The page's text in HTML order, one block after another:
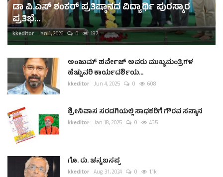
ಡಾ ಪಿ.ಎಸ್ ಶಂಕರ್ ಪ್ರತಿಷ್ಠಾನದ ವಿದ್ಯಾರ್ಥಿ ಪುರಸ್ಕಾರ
ಪ್ರತಿಭೆ...
kkeditor Jan 1, 2026 0 187
ಅಂಜುಮ್ ಪರ್ವೇಜ್ ಅವರು ಮುಖ್ಯಮಂತ್ರಿಗಳ
ಹೆಚ್ಚುವರಿ ಕಾರ್ಯದರ್ಶಿಯ...
kkeditor Jun 4, 2025 0 608
ಶ್ರೀನಿವಾಸ ಸರಡಗಿಯಲ್ಲಿ ಸಾಧಕರಿಗೆ ಗೌರವ ಸನ್ಮಾನ
kkeditor Jan 18, 2025 0 435
ಗೊ. ರು. ಚನ್ನಬಸಪ್ಪ
kkeditor Aug 31, 2024 0 1.1k